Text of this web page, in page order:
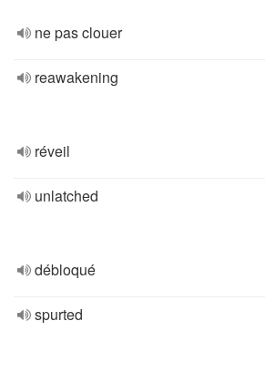
ne pas clouer
reawakening
réveil
unlatched
débloqué
spurted